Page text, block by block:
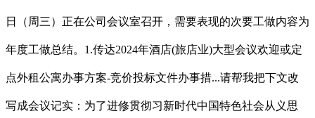
日（周三）正在公司会议室召开，需要表现的次要工做内容为
年度工做总结。1.传达2024年酒店(旅店业)大型会议欢迎或定
点外租公寓办事方案-竞价投标文件办事措...请帮我把下文改
写成会议记实：为了进修贯彻习新时代中国特色社会从义思